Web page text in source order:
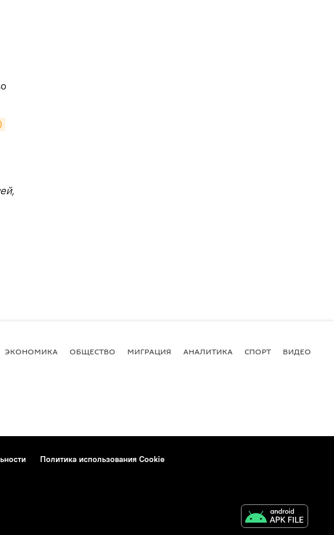
ЭКОНОМИКА ОБЩЕСТВО МИГРАЦИЯ АНАЛИТИКА СПОРТ ВИДЕО
Политика использования Cookie